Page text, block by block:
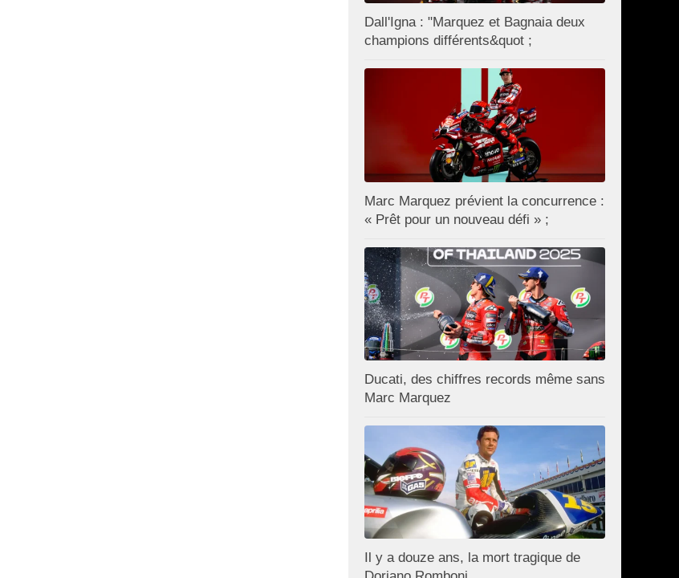
Dall'Igna : "Marquez et Bagnaia deux
champions différents&quot ;
Marc Marquez prévient la concurrence :
« Prêt pour un nouveau défi » ;
Ducati, des chiffres records même sans
Marc Marquez
Il y a douze ans, la mort tragique de